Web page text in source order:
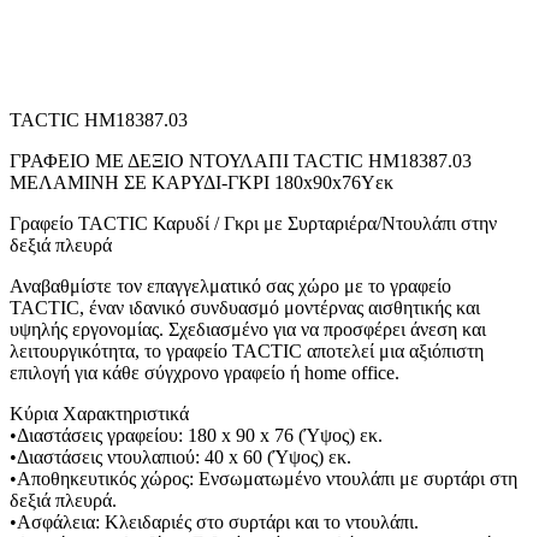
TACTIC HM18387.03
ΓΡΑΦΕΙΟ ΜΕ ΔΕΞΙΟ ΝΤΟΥΛΑΠΙ TACTIC HM18387.03
ΜΕΛΑΜΙΝΗ ΣΕ ΚΑΡΥΔΙ-ΓΚΡΙ 180x90x76Υεκ
Γραφείο TACTIC Καρυδί / Γκρι με Συρταριέρα/Ντουλάπι στην
δεξιά πλευρά
Αναβαθμίστε τον επαγγελματικό σας χώρο με το γραφείο
TACTIC, έναν ιδανικό συνδυασμό μοντέρνας αισθητικής και
υψηλής εργονομίας. Σχεδιασμένο για να προσφέρει άνεση και
λειτουργικότητα, το γραφείο TACTIC αποτελεί μια αξιόπιστη
επιλογή για κάθε σύγχρονο γραφείο ή home office.
Κύρια Χαρακτηριστικά
•Διαστάσεις γραφείου: 180 x 90 x 76 (Ύψος) εκ.
•Διαστάσεις ντουλαπιού: 40 x 60 (Ύψος) εκ.
•Αποθηκευτικός χώρος: Ενσωματωμένο ντουλάπι με συρτάρι στη
δεξιά πλευρά.
•Ασφάλεια: Κλειδαριές στο συρτάρι και το ντουλάπι.